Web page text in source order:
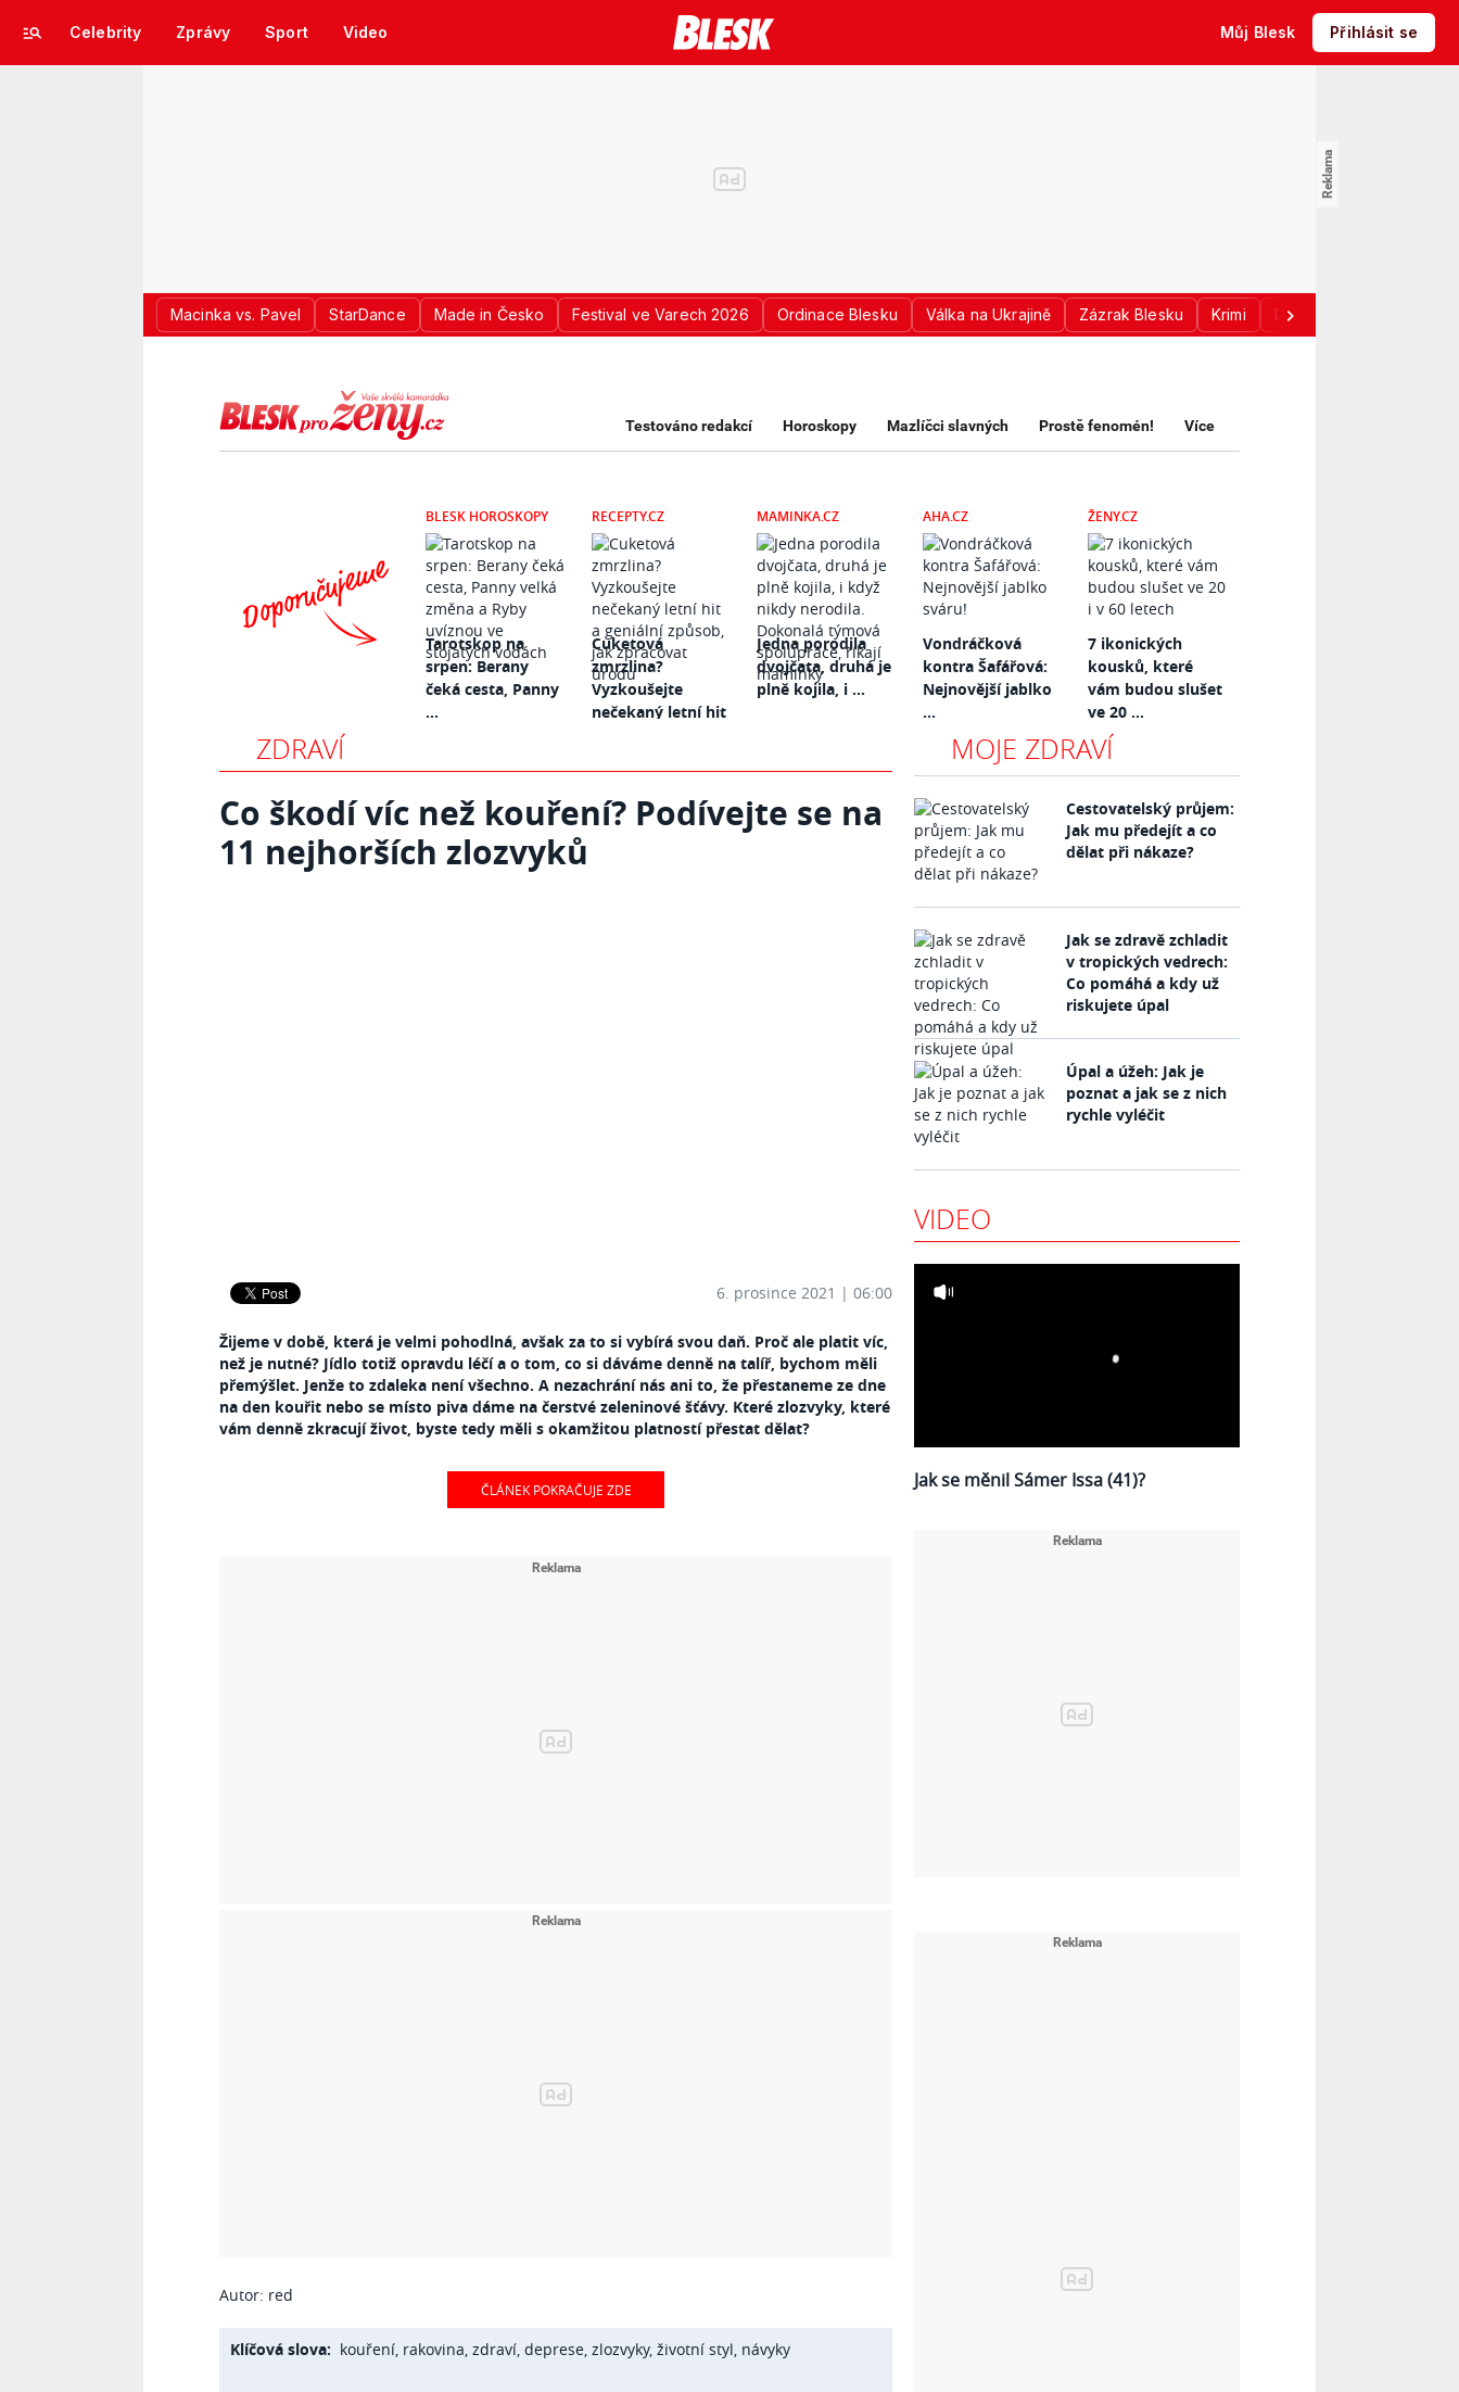
Celebrity Zprávy Sport Video Můj Blesk Přihlásit se
Macinka vs. Pavel StarDance Made in Česko Festival ve Varech 2026 Ordinace Blesku Válka na Ukrajině Zázrak Blesku Krimi Donald Trump
LOGO BLESK PRO ŽENY
Testováno redakcí Horoskopy Mazlíčci slavných Prostě fenomén! Více
BLESK HOROSKOPY
Tarotskop na
srpen: Berany
čeká cesta, Panny
...
RECEPTY.CZ
Cuketová
zmrzlina?
Vyzkoušejte
nečekaný letní hit
MAMINKA.CZ
Jedna porodila
dvojčata, druhá je
plně kojila, i ...
AHA.CZ
Vondráčková
kontra Šafářová:
Nejnovější jablko
...
ŽENY.CZ
7 ikonických
kousků, které
vám budou slušet
ve 20 ...
ZDRAVÍ
Co škodí víc než kouření? Podívejte se na
11 nejhorších zlozvyků
6. prosince 2021 | 06:00
Žijeme v době, která je velmi pohodlná, avšak za to si vybírá svou daň. Proč ale platit víc,
než je nutné? Jídlo totiž opravdu léčí a o tom, co si dáváme denně na talíř, bychom měli
přemýšlet. Jenže to zdaleka není všechno. A nezachrání nás ani to, že přestaneme ze dne
na den kouřit nebo se místo piva dáme na čerstvé zeleninové šťávy. Které zlozvyky, které
vám denně zkracují život, byste tedy měli s okamžitou platností přestat dělat?
ČLÁNEK POKRAČUJE ZDE
Autor: red
Klíčová slova: kouření, rakovina, zdraví, deprese, zlozvyky, životní styl, návyky
MOJE ZDRAVÍ
Cestovatelský průjem:
Jak mu předejít a co
dělat při nákaze?
Jak se zdravě zchladit
v tropických vedrech:
Co pomáhá a kdy už
riskujete úpal
Úpal a úžeh: Jak je
poznat a jak se z nich
rychle vyléčit
VIDEO
Jak se měnil Sámer Issa (41)?